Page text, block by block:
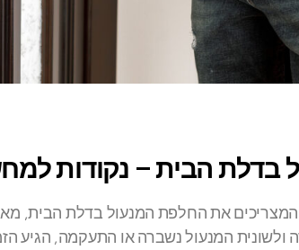
בדלת הבית – נקודות
את החלפת המנעול בדלת הבית,
ולשונית המנעול נשברה או התעקמה, הגיע